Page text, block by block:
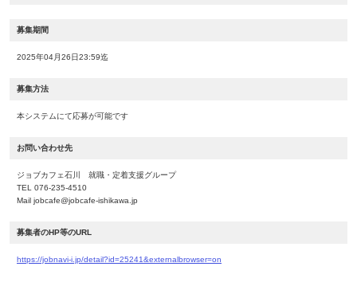
募集期間
2025年04月26日23:59迄
募集方法
本システムにて応募が可能です
お問い合わせ先
ジョブカフェ石川 就職・定着支援グループ
TEL 076-235-4510
Mail jobcafe@jobcafe-ishikawa.jp
募集者のHP等のURL
https://jobnavi-i.jp/detail?id=25241&externalbrowser=on